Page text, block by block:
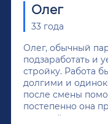
Олег
33 года
Олег, обычный
подзаработать и
стройку. Работа
долгими и
после смены
постепенно она
крепкий